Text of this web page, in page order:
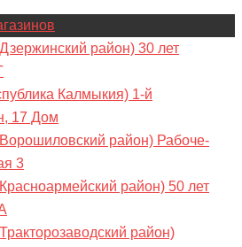
район) 30 лет
Калмыкия) 1-й
17 Дом
район) Рабоче-
3
район) 50 лет
район)